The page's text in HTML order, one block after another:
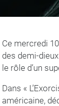
Ce mercredi
des demi-
le rôle d’un
Dans «
américaine,